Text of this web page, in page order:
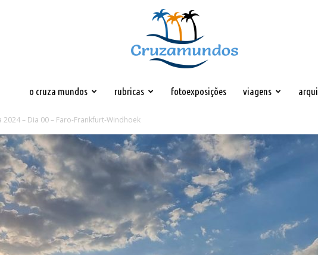
o cruza mundos rubricas fotoexposições viagens
2024 – Dia 00 – Faro-Frankfurt-Windhoek